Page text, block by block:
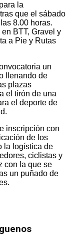
la
que el sábado
8.00 horas.
BTT, Gravel y
a Pie y Rutas
un
llenando de
plazas
el tirón de una
el deporte de
inscripción con
de los
la logística de
ciclistas y
con la que se
un puñado de